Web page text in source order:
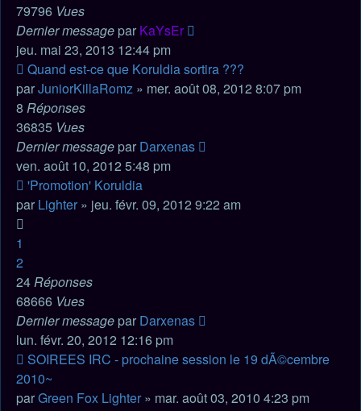
79796 Vues
Dernier message par KaYsEr
jeu. mai 23, 2013 12:44 pm
Quand est-ce que Koruldia sortira ???
parJuniorKillaRomz » mer. août 08, 2012 8:07 pm
8 Réponses
36835 Vues
Dernier message par Darxenas
ven. août 10, 2012 5:48 pm
'Promotion' Koruldia
par Lighter » jeu. févr. 09, 2012 9:22 am
1
2
24Réponses
68666 Vues
Dernier message par Darxenas
lun. févr. 20, 2012 12:16 pm
SOIREES IRC - prochaine session le 19 dÃ©cembre
2010~
parGreen Fox Lighter » mar. août 03, 2010 4:23 pm